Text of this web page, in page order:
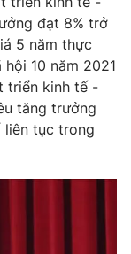
Quốc Thắng,
932
đạt 8% trở
5 năm thực
10 năm 2021
triển kinh tế -
tăng trưởng
tục trong